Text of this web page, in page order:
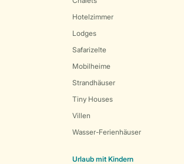
Hotelzimmer
Lodges
Safarizelte
Mobilheime
Strandhäuser
Tiny Houses
Villen
Wasser-Ferienhäuser
Urlaub mit Kindern